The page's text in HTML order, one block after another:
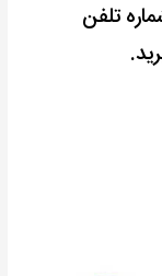
تلفن